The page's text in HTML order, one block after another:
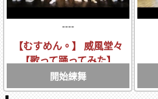
----
【むすめん。】 威風堂々
【歌って踊ってみた】
開始練舞